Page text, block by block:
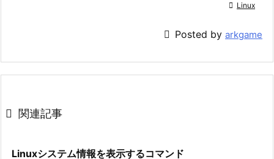
 Linux
 Posted by arkgame
 関連記事
Linuxシステム情報を表示するコマンド